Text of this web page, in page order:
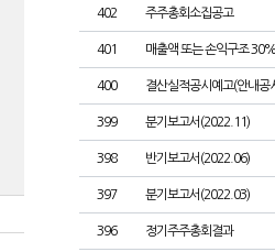
402 주주총회소집공고
401 매출액 또는 손익구조
400 결산실적공시예고(안내공
399 분기보고서(2022.11)
398 반기보고서(2022.06)
397 분기보고서(2022.03)
396 정기주주총회결과